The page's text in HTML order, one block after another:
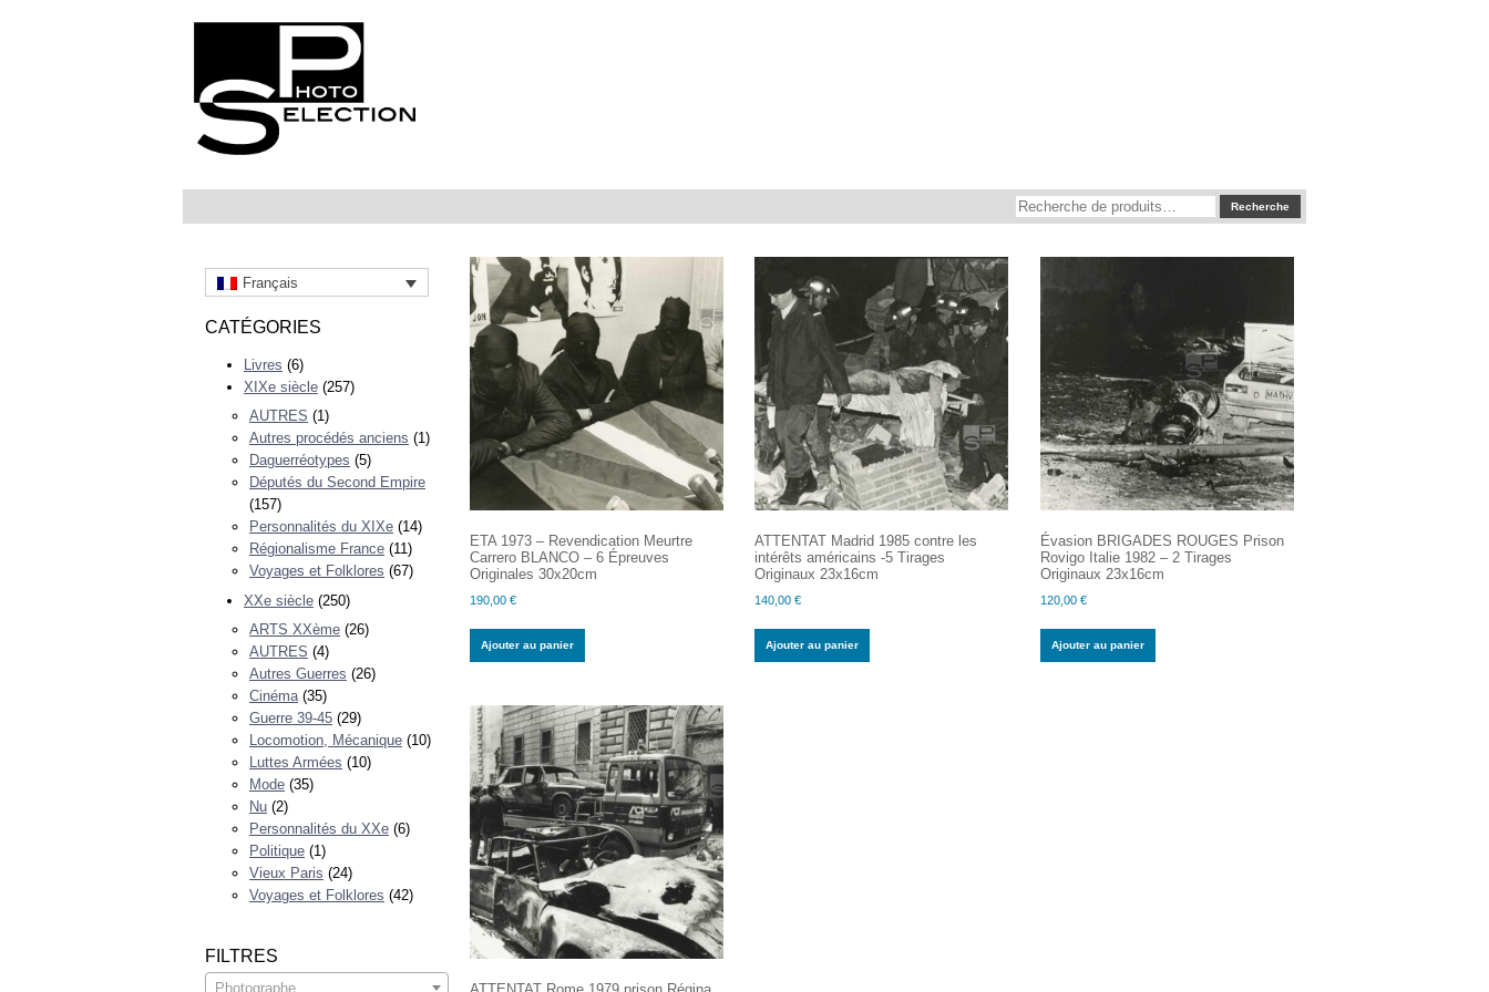
Recherche
pour :
Recherche
Français
CATÉGORIES
Livres (6)
XIXe siècle (257)
AUTRES (1)
Autres procédés anciens (1)
Daguerréotypes (5)
Députés du Second Empire
(157)
Personnalités du XIXe (14)
Régionalisme France (11)
Voyages et Folklores (67)
XXe siècle (250)
ARTS XXème (26)
AUTRES (4)
Autres Guerres (26)
Cinéma (35)
Guerre 39-45 (29)
Locomotion, Mécanique (10)
Luttes Armées (10)
Mode (35)
Nu (2)
Personnalités du XXe (6)
Politique (1)
Vieux Paris (24)
Voyages et Folklores (42)
FILTRES
Photographe
ETA 1973 – Revendication Meurtre
Carrero BLANCO – 6 Épreuves
Originales 30x20cm
190,00 €
Ajouter au panier
ATTENTAT Madrid 1985 contre les
intérêts américains -5 Tirages
Originaux 23x16cm
140,00€
Ajouter au panier
Évasion BRIGADES ROUGES Prison
Rovigo Italie 1982 – 2 Tirages
Originaux 23x16cm
120,00 €
Ajouter au panier